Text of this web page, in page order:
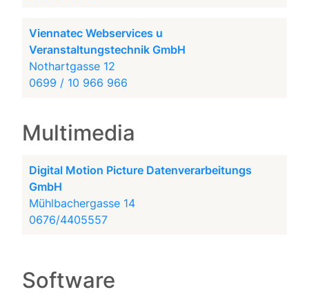
Viennatec Webservices u
Veranstaltungstechnik GmbH
Nothartgasse 12
0699 / 10 966 966
Multimedia
Digital Motion Picture Datenverarbeitungs
GmbH
Mühlbachergasse 14
0676/4405557
Software